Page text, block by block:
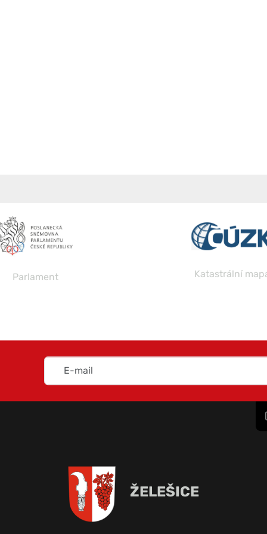
Parlament Katastrální
ŽELEŠICE